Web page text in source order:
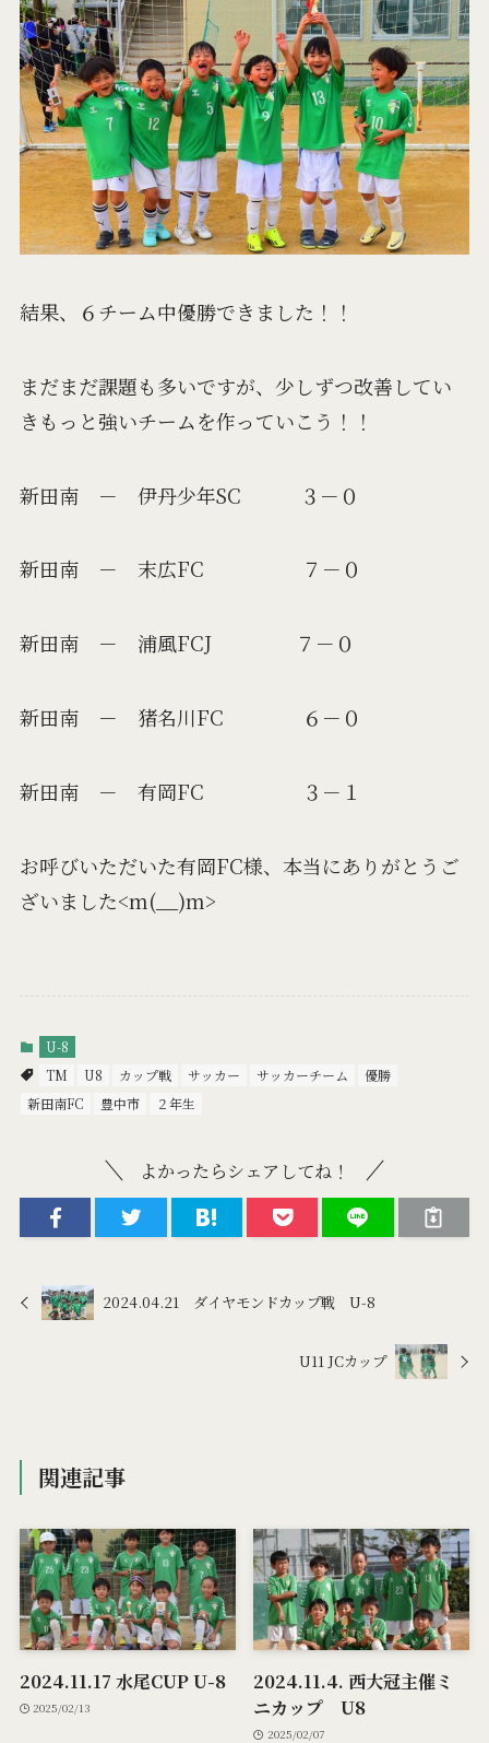
結果、６チーム中優勝できました！！
まだまだ課題も多いですが、少しずつ改善してい
きもっと強いチームを作っていこう！！
新田南 － 伊丹少年SC ３－０
新田南 － 末広FC ７－０
新田南 － 浦風FCJ ７－０
新田南 － 猪名川FC ６－０
新田南 － 有岡FC ３－１
お呼びいただいた有岡FC様、本当にありがとうご
ざいました<m(__)m>
U-8
TM
U8 カップ戦 サッカー サッカーチーム
優勝
新田南FC
豊中市 ２年生
よかったらシェアしてね！
2024.04.21 ダイヤモンドカップ戦 U-8
U11 JCカップ
関連記事
2024.11.17 水尾CUP U-8
2025/02/13
2024.11.4. 西大冠主催ミ
ニカップ U8
2025/02/07